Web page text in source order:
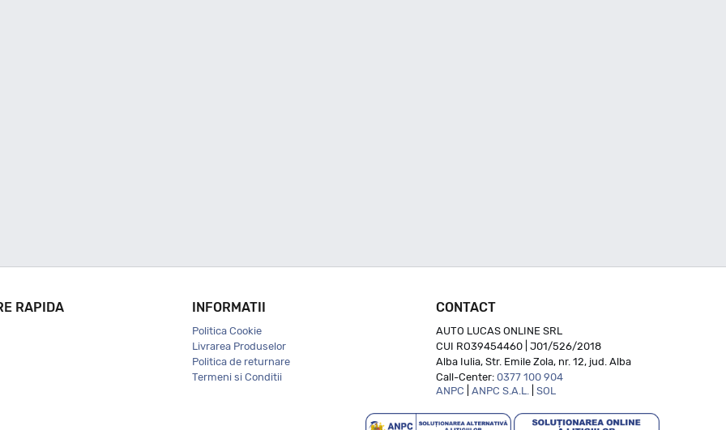
RAPIDA INFORMATII
Politica Cookie
Livrarea Produselor
Politica de returnare
Termeni si Conditii
CONTACT
AUTO LUCAS ONLINE SRL
CUI RO39454460 | J01/526/2018
Alba Iulia, Str. Emile Zola, nr. 12, jud. Alba
Call-Center: 0377 100 904
ANPC
ANPC S.A.L.| SOL